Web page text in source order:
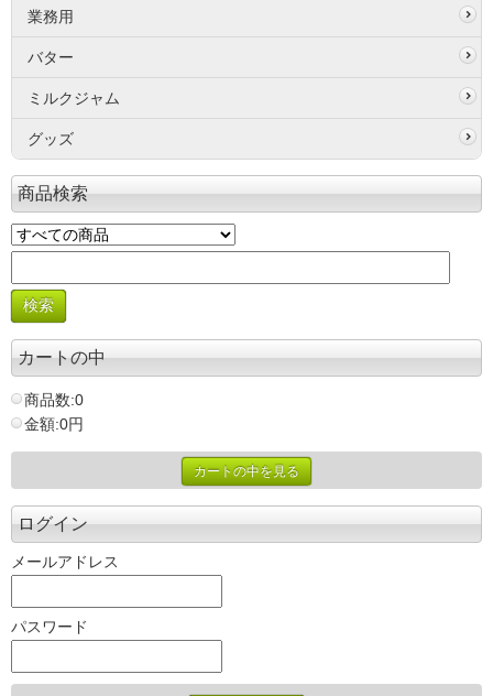
業務用
バター
ミルクジャム
グッズ
商品検索
カートの中
商品数:0
金額:0円
カートの中を見る
ログイン
メールアドレス
パスワード